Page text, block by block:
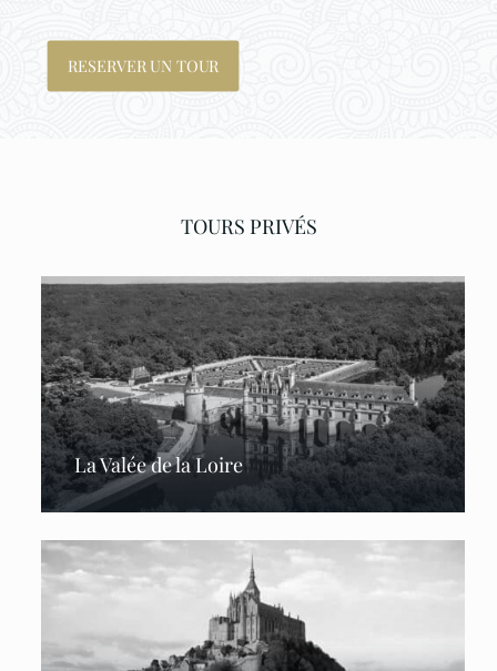
RESERVER UN TOUR
TOURS PRIVÉS
La Valée de la Loire